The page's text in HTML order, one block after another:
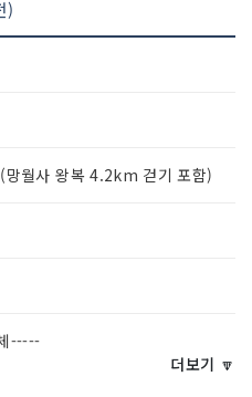
)
월사 왕복 4.2km 걷기 포함)
-----
더보기 🔽